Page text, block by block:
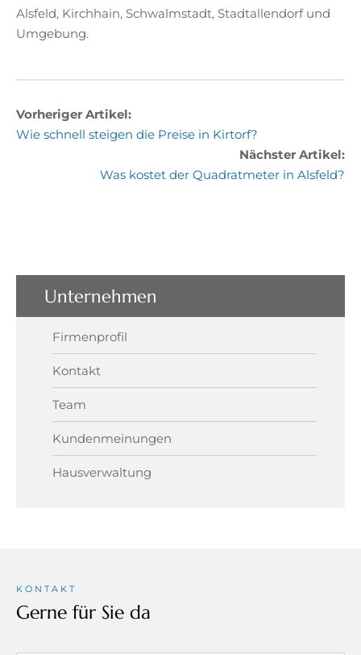
Alsfeld, Kirchhain, Schwalmstadt, Stadtallendorf und
Umgebung.
Vorheriger Artikel:
Wie schnell steigen die Preise in Kirtorf?
Nächster Artikel:
Was kostet der Quadratmeter in Alsfeld?
Unternehmen
Firmenprofil
Kontakt
Team
Kundenmeinungen
Hausverwaltung
KONTAKT
Gerne für Sie da